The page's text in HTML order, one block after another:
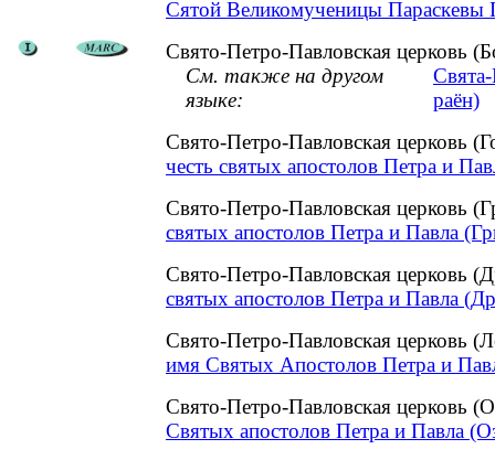
Сятой Великомученицы Параскевы
Свято-Петро-Павловская церковь
См. также на другом
языке:
Свята-
раён)
Свято-Петро-Павловская церковь
честь святых апостолов Петра и
Свято-Петро-Павловская церковь
святых апостолов Петра и Павла
Свято-Петро-Павловская церковь
святых апостолов Петра и Павла
Свято-Петро-Павловская церковь
имя Святых Апостолов Петра и
Свято-Петро-Павловская церковь
Святых апостолов Петра и Павла